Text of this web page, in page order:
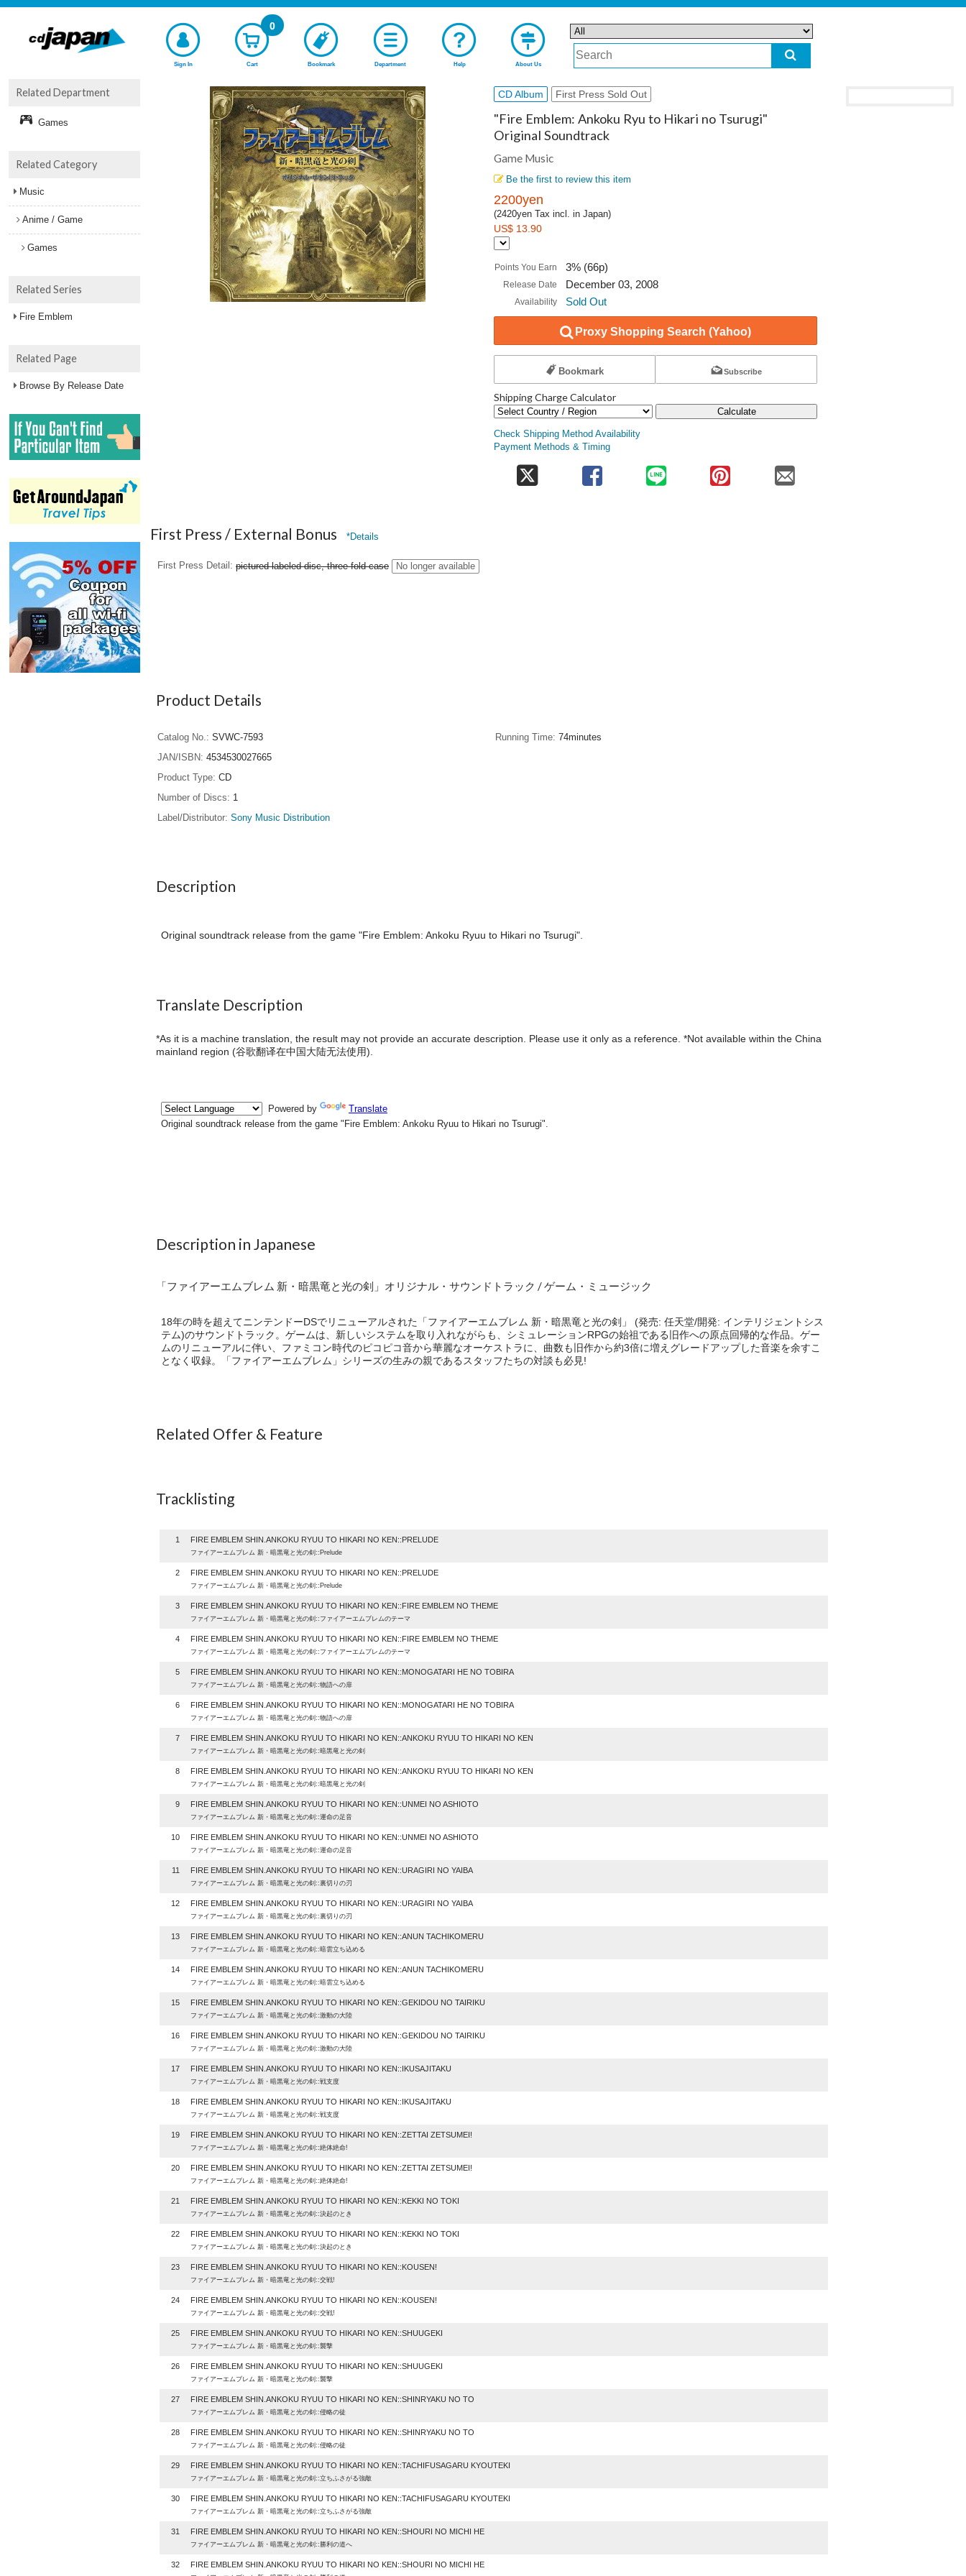
Sign In Cart
0
Bookmark Department Help About Us
CD Album First Press Sold Out
"Fire Emblem: Ankoku Ryu to Hikari no Tsurugi"
Original Soundtrack
Game Music
Be the first to review this item
2200yen
(2420yen Tax incl. in Japan)
US$ 13.90
Points You Earn 3% (66p)
Release Date December 03, 2008
Availability Sold Out
Proxy Shopping Search (Yahoo)
Bookmark Subscribe
Shipping Charge Calculator
Calculate
Check Shipping Method Availability
Payment Methods & Timing
First Press / External Bonus *Details
First Press Detail pictured-labeled disc, three-fold case No longer available
Product Details
Catalog No.
SVWC-7593
JAN/ISBN
4534530027665
Product Type CD
Number of Discs
1
Label/Distributor Sony Music Distribution
Running Time 74minutes
Description
Original soundtrack release from the game "Fire Emblem: Ankoku Ryuu to Hikari no Tsurugi".
Translate Description
*As it is a machine translation, the result may not provide an accurate description. Please use it only as a reference. *Not available within the China
mainland region (谷歌翻译在中国大陆无法使用).
Description in Japanese
「ファイアーエムブレム 新・暗黒竜と光の剣」オリジナル・サウンドトラック / ゲーム・ミュージック
18年の時を超えてニンテンドーDSでリニューアルされた「ファイアーエムブレム 新・暗黒竜と光の剣」 (発売: 任天堂/開発: インテリジェントシス
テム)のサウンドトラック。ゲームは、新しいシステムを取り入れながらも、シミュレーションRPGの始祖である旧作への原点回帰的な作品。ゲー
ムのリニューアルに伴い、ファミコン時代のピコピコ音から華麗なオーケストラに、曲数も旧作から約3倍に増えグレードアップした音楽を余すこ
となく収録。「ファイアーエムブレム」シリーズの生みの親であるスタッフたちの対談も必見!
Related Offer & Feature
Tracklisting
1 FIRE EMBLEM SHIN.ANKOKU RYUU TO HIKARI NO KEN::PRELUDE
ファイアーエムブレム 新・暗黒竜と光の剣::Prelude
2 FIRE EMBLEM SHIN.ANKOKU RYUU TO HIKARI NO KEN::PRELUDE
ファイアーエムブレム 新・暗黒竜と光の剣::Prelude
3 FIRE EMBLEM SHIN.ANKOKU RYUU TO HIKARI NO KEN::FIRE EMBLEM NO THEME
ファイアーエムブレム 新・暗黒竜と光の剣::ファイアーエムブレムのテーマ
4 FIRE EMBLEM SHIN.ANKOKU RYUU TO HIKARI NO KEN::FIRE EMBLEM NO THEME
ファイアーエムブレム 新・暗黒竜と光の剣::ファイアーエムブレムのテーマ
5 FIRE EMBLEM SHIN.ANKOKU RYUU TO HIKARI NO KEN::MONOGATARI HE NO TOBIRA
ファイアーエムブレム 新・暗黒竜と光の剣::物語への扉
6 FIRE EMBLEM SHIN.ANKOKU RYUU TO HIKARI NO KEN::MONOGATARI HE NO TOBIRA
ファイアーエムブレム 新・暗黒竜と光の剣::物語への扉
7 FIRE EMBLEM SHIN.ANKOKU RYUU TO HIKARI NO KEN::ANKOKU RYUU TO HIKARI NO KEN
ファイアーエムブレム 新・暗黒竜と光の剣::暗黒竜と光の剣
8 FIRE EMBLEM SHIN.ANKOKU RYUU TO HIKARI NO KEN::ANKOKU RYUU TO HIKARI NO KEN
ファイアーエムブレム 新・暗黒竜と光の剣::暗黒竜と光の剣
9 FIRE EMBLEM SHIN.ANKOKU RYUU TO HIKARI NO KEN::UNMEI NO ASHIOTO
ファイアーエムブレム 新・暗黒竜と光の剣::運命の足音
10 FIRE EMBLEM SHIN.ANKOKU RYUU TO HIKARI NO KEN::UNMEI NO ASHIOTO
ファイアーエムブレム 新・暗黒竜と光の剣::運命の足音
11 FIRE EMBLEM SHIN.ANKOKU RYUU TO HIKARI NO KEN::URAGIRI NO YAIBA
ファイアーエムブレム 新・暗黒竜と光の剣::裏切りの刃
12 FIRE EMBLEM SHIN.ANKOKU RYUU TO HIKARI NO KEN::URAGIRI NO YAIBA
ファイアーエムブレム 新・暗黒竜と光の剣::裏切りの刃
13 FIRE EMBLEM SHIN.ANKOKU RYUU TO HIKARI NO KEN::ANUN TACHIKOMERU
ファイアーエムブレム 新・暗黒竜と光の剣::暗雲立ち込める
14 FIRE EMBLEM SHIN.ANKOKU RYUU TO HIKARI NO KEN::ANUN TACHIKOMERU
ファイアーエムブレム 新・暗黒竜と光の剣::暗雲立ち込める
15 FIRE EMBLEM SHIN.ANKOKU RYUU TO HIKARI NO KEN::GEKIDOU NO TAIRIKU
ファイアーエムブレム 新・暗黒竜と光の剣::激動の大陸
16 FIRE EMBLEM SHIN.ANKOKU RYUU TO HIKARI NO KEN::GEKIDOU NO TAIRIKU
ファイアーエムブレム 新・暗黒竜と光の剣::激動の大陸
17 FIRE EMBLEM SHIN.ANKOKU RYUU TO HIKARI NO KEN::IKUSAJITAKU
ファイアーエムブレム 新・暗黒竜と光の剣::戦支度
18 FIRE EMBLEM SHIN.ANKOKU RYUU TO HIKARI NO KEN::IKUSAJITAKU
ファイアーエムブレム 新・暗黒竜と光の剣::戦支度
19 FIRE EMBLEM SHIN.ANKOKU RYUU TO HIKARI NO KEN::ZETTAI ZETSUMEI!
ファイアーエムブレム 新・暗黒竜と光の剣::絶体絶命!
20 FIRE EMBLEM SHIN.ANKOKU RYUU TO HIKARI NO KEN::ZETTAI ZETSUMEI!
ファイアーエムブレム 新・暗黒竜と光の剣::絶体絶命!
21 FIRE EMBLEM SHIN.ANKOKU RYUU TO HIKARI NO KEN::KEKKI NO TOKI
ファイアーエムブレム 新・暗黒竜と光の剣::決起のとき
22 FIRE EMBLEM SHIN.ANKOKU RYUU TO HIKARI NO KEN::KEKKI NO TOKI
ファイアーエムブレム 新・暗黒竜と光の剣::決起のとき
23 FIRE EMBLEM SHIN.ANKOKU RYUU TO HIKARI NO KEN::KOUSEN!
ファイアーエムブレム 新・暗黒竜と光の剣::交戦!
24 FIRE EMBLEM SHIN.ANKOKU RYUU TO HIKARI NO KEN::KOUSEN!
ファイアーエムブレム 新・暗黒竜と光の剣::交戦!
25 FIRE EMBLEM SHIN.ANKOKU RYUU TO HIKARI NO KEN::SHUUGEKI
ファイアーエムブレム 新・暗黒竜と光の剣::襲撃
26 FIRE EMBLEM SHIN.ANKOKU RYUU TO HIKARI NO KEN::SHUUGEKI
ファイアーエムブレム 新・暗黒竜と光の剣::襲撃
27 FIRE EMBLEM SHIN.ANKOKU RYUU TO HIKARI NO KEN::SHINRYAKU NO TO
ファイアーエムブレム 新・暗黒竜と光の剣::侵略の徒
28 FIRE EMBLEM SHIN.ANKOKU RYUU TO HIKARI NO KEN::SHINRYAKU NO TO
ファイアーエムブレム 新・暗黒竜と光の剣::侵略の徒
29 FIRE EMBLEM SHIN.ANKOKU RYUU TO HIKARI NO KEN::TACHIFUSAGARU KYOUTEKI
ファイアーエムブレム 新・暗黒竜と光の剣::立ちふさがる強敵
30 FIRE EMBLEM SHIN.ANKOKU RYUU TO HIKARI NO KEN::TACHIFUSAGARU KYOUTEKI
ファイアーエムブレム 新・暗黒竜と光の剣::立ちふさがる強敵
31 FIRE EMBLEM SHIN.ANKOKU RYUU TO HIKARI NO KEN::SHOURI NO MICHI HE
ファイアーエムブレム 新・暗黒竜と光の剣::勝利の道へ
32 FIRE EMBLEM SHIN.ANKOKU RYUU TO HIKARI NO KEN::SHOURI NO MICHI HE
Related Department
Games
Related Category
Music
Anime / Game
Games
Related Series
Fire Emblem
Related Page
Browse By Release Date